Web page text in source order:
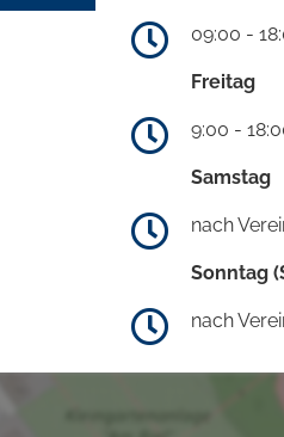
09:00 -
Freitag
9:00 -
Samstag
nach
Sonntag
nach